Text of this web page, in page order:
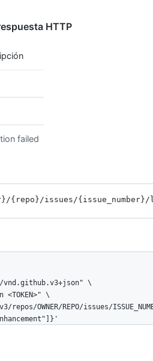
HTTP
failed
/{repo} /issues /{issue_number} /
vnd.github.v3+json" \
<TOKEN>" \
repos/OWNER/REPO/issues/